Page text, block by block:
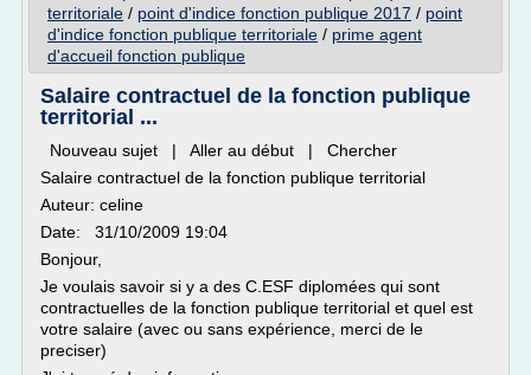
territoriale / point d'indice fonction publique 2017 / point
d'indice fonction publique territoriale / prime agent
d'accueil fonction publique
Salaire contractuel de la fonction publique
territorial ...
Nouveau sujet | Aller au début | Chercher
Salaire contractuel de la fonction publique territorial
Auteur: celine
Date: 31/10/2009 19:04
Bonjour,
Je voulais savoir si y a des C.ESF diplomées qui sont
contractuelles de la fonction publique territorial et quel est
votre salaire (avec ou sans expérience, merci de le
preciser)